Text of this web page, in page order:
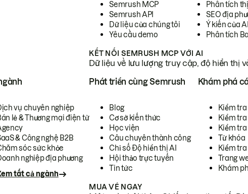
Semrush MCP
Semrush API
Dữ liệu của chúng tôi
Yêu cầu demo
Phân tích
SEO địa
Ý kiến của
Phân tích
KẾT NỐI SEMRUSH MCP VỚI AI
Dữ liệu về lưu lượng truy cập, độ hiển thị
vụ chuyên nghiệp
lẻ & Thương mại điện tử
& Công nghệ B2B
sóc sức khỏe
nghiệp địa phương
tất cả ngành
Phát triển cùng Semrush
Blog
Cơ sở kiến thức
Học viện
Câu chuyên thành công
Chỉ số Độ hiển thị AI
Hội thảo trực tuyến
Tin tức
Khám phá
Kiểm
Kiểm tra
Kiểm
Từ khóa
Kiểm
Trang
Khám
MUA VÉ NGAY